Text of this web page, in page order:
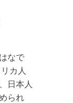
なで
カ人
日本人
られ